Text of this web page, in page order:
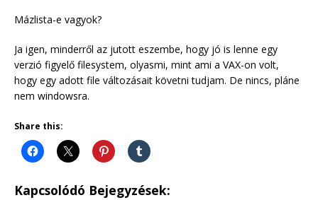
Mázlista-e vagyok?
Ja igen, minderről az jutott eszembe, hogy jó is lenne egy
verzió figyelő filesystem, olyasmi, mint ami a VAX-on volt,
hogy egy adott file változásait követni tudjam. De nincs, pláne
nem windowsra.
Share this:
Kapcsolódó Bejegyzések: